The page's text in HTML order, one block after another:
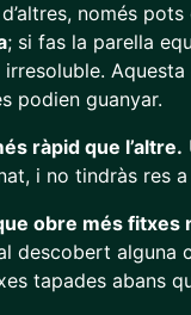
només
; si fas la parella
podien guanyar.
ràpid que l’altre.
i no tindràs res
obre més fitxes
descobert alguna
tapades abans